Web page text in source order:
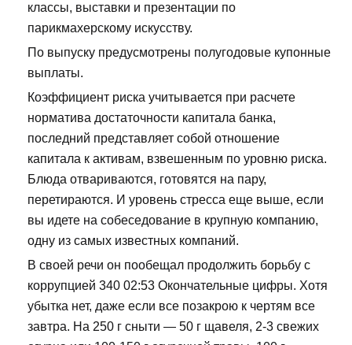
классы, выставки и презентации по
парикмахерскому искусству.
По выпуску предусмотрены полугодовые купонные
выплаты.
Коэффициент риска учитывается при расчете
норматива достаточности капитала банка,
последний представляет собой отношение
капитала к активам, взвешенным по уровню риска.
Блюда отвариваются, готовятся на пару,
перетираются. И уровень стресса еще выше, если
вы идете на собеседование в крупную компанию,
одну из самых известных компаний.
В своей речи он пообещал продолжить борьбу с
коррупцией 340 02:53 Окончательные цифры. Хотя
убытка нет, даже если все позакрою к чертям все
завтра. На 250 г сныти — 50 г щавеля, 2-3 свежих